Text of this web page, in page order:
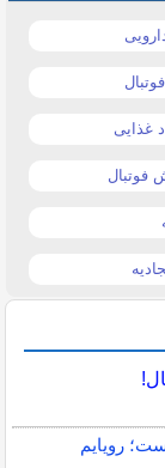
غذایی
فوتبال
رویایم